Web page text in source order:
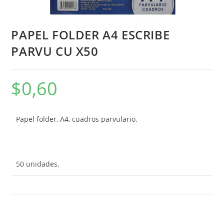
PAPEL FOLDER A4 ESCRIBE
PARVU CU X50
$0,60
Papel folder, A4, cuadros parvulario.
50 unidades.